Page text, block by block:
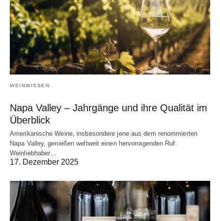
WEINWISSEN
Napa Valley – Jahrgänge und ihre Qualität im
Überblick
Amerikanische Weine, insbesondere jene aus dem renommierten
Napa Valley, genießen weltweit einen hervorragenden Ruf.
Weinliebhaber…
17. Dezember 2025